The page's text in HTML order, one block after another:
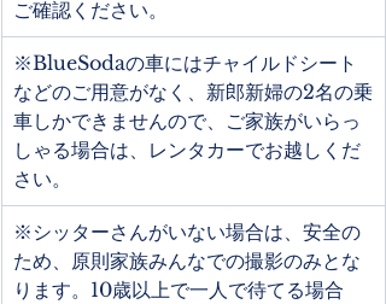
ご確認ください。
※BlueSodaの車にはチャイルドシート
などのご用意がなく、新郎新婦の2名の乗
車しかできませんので、ご家族がいらっ
しゃる場合は、レンタカーでお越しくだ
さい。
※シッターさんがいない場合は、安全の
ため、原則家族みんなでの撮影のみとな
ります。10歳以上で一人で待てる場合